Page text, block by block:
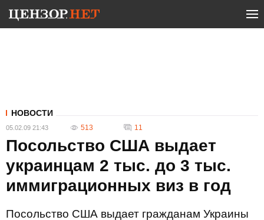
НОВОСТИ
05.02.09 21:43 513 11
Посольство США выдает
украинцам 2 тыс. до 3 тыс.
иммиграционных виз в год
Посольство США выдает гражданам Украины